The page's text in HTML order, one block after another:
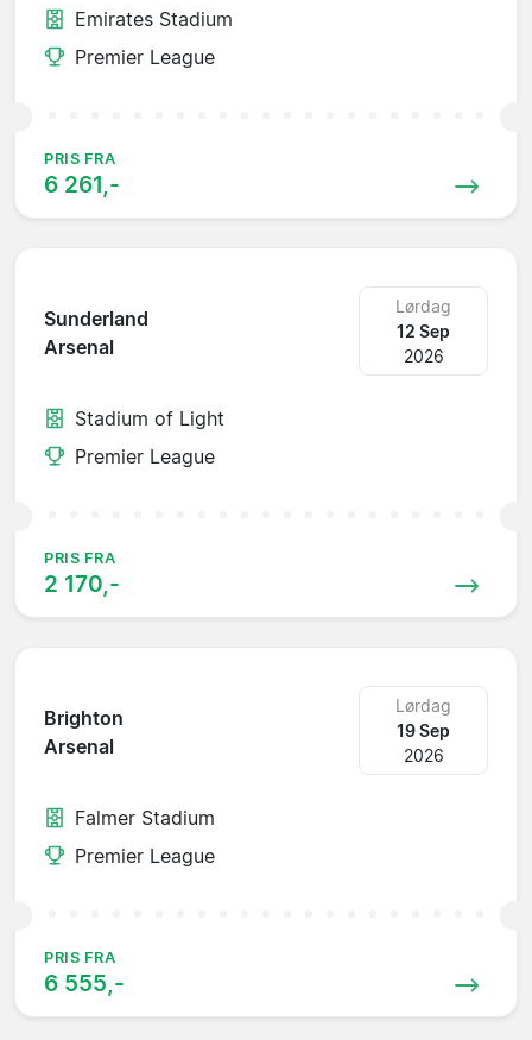
Emirates Stadium
Premier League
PRIS FRA
6 261,-
Sunderland
Arsenal
Lørdag
12 Sep
2026
Stadium of Light
Premier League
PRIS FRA
2 170,-
Brighton
Arsenal
Lørdag
19 Sep
2026
Falmer Stadium
Premier League
PRIS FRA
6 555,-